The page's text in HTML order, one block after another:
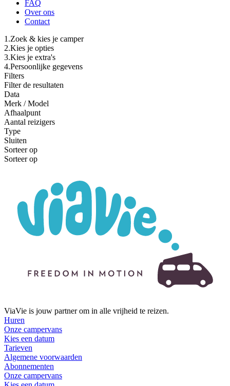
FAQ
Over ons
Contact
1.Zoek & kies je camper
2.Kies je opties
3.Kies je extra's
4.Persoonlijke gegevens
Filters
Filter de resultaten
Data
Merk / Model
Afhaalpunt
Aantal reizigers
Type
Sluiten
Sorteer op
Sorteer op
ViaVie is jouw partner om in alle vrijheid te reizen.
Huren
Onze campervans
Kies een datum
Tarieven
Algemene voorwaarden
Abonnementen
Onze campervans